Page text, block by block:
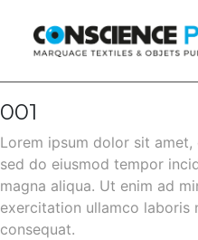
001
Lorem ipsum dolor sit
sed do eiusmod tempor
magna aliqua. Ut enim ad
exercitation ullamco laboris
consequat.